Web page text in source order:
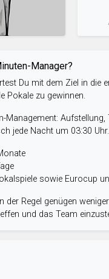
Manager?
Du mit dem Ziel in die
Pokale zu gewinnen.
Management:
jede Nacht um 03:30 Uhr.
sowie Eurocup
der Regel genügen
und das Team